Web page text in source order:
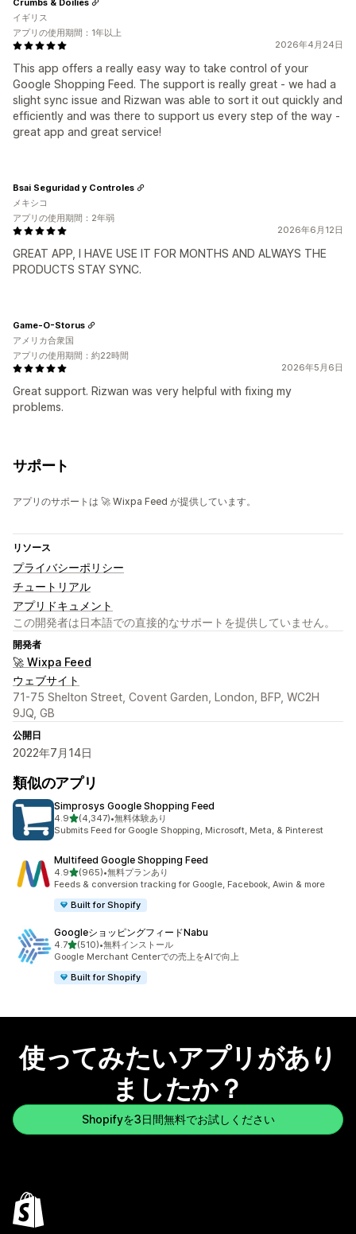
2026年4月24日
This app offers a really easy way to take control of your
Google Shopping Feed. The support is really great - we had a
slight sync issue and Rizwan was able to sort it out quickly and
efficiently and was there to support us every step of the way -
great app and great service!
Crumbs & Doilies
イギリス
アプリの使用期間：1年以上
2026年6月12日
GREAT APP, I HAVE USE IT FOR MONTHS AND ALWAYS THE
PRODUCTS STAY SYNC.
Bsai Seguridad y Controles
メキシコ
アプリの使用期間：2年弱
2026年5月6日
Great support. Rizwan was very helpful with fixing my
problems.
Game-O-Storus
アメリカ合衆国
アプリの使用期間：約22時間
サポート
アプリのサポートは 🚀 Wixpa Feed が提供しています。
リソース
プライバシーポリシー
チュートリアル
アプリドキュメント
この開発者は日本語での直接的なサポートを提供していません。
開発者
🚀 Wixpa Feed
ウェブサイト
71-75 Shelton Street, Covent Garden, London, BFP, WC2H
9JQ, GB
公開日
2022年7月14日
類似のアプリ
Simprosys Google Shopping Feed
4.95つ星中
(4,347)
合計レビュー数：4347件
•無料体験あり
Submits Feed for Google Shopping, Microsoft, Meta, & Pinterest
Multifeed Google Shopping Feed
4.95つ星中
(965)
合計レビュー数：965件
•無料プランあり
Feeds & conversion tracking for Google, Facebook, Awin & more
Built for Shopify
GoogleショッピングフィードNabu
4.75つ星中
(510)
合計レビュー数：510件
•無料インストール
Google Merchant Centerでの売上をAIで向上
Built for Shopify
使ってみたいアプリがあり
ましたか？
Shopifyを3日間無料でお試しください